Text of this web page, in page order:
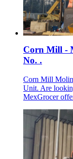
Corn Mill -
No. .
Corn Mill
Unit. Are
MexGrocer